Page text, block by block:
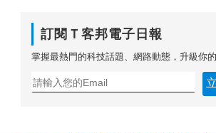
訂閱Ｔ客邦電子日報
掌握最熱門的科技話題、網路動態，升級你